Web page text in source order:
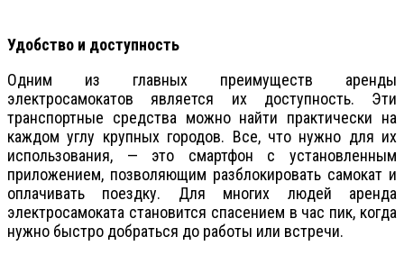
Удобство и доступность
Одним из главных преимуществ аренды
электросамокатов является их доступность. Эти
транспортные средства можно найти практически на
каждом углу крупных городов. Все, что нужно для их
использования, — это смартфон с установленным
приложением, позволяющим разблокировать самокат и
оплачивать поездку. Для многих людей аренда
электросамоката становится спасением в час пик, когда
нужно быстро добраться до работы или встречи.